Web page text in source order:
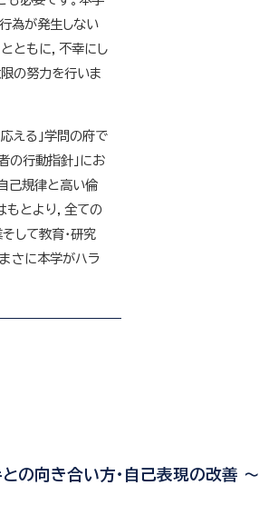
為が発生しない
ともに，不幸にし
の努力を行いま
える」学問の府で
の行動指針」にお
己規律と高い倫
もとより，全ての
して教育・研究
さに本学がハラ
向き合い方・自己表現の改善 ～